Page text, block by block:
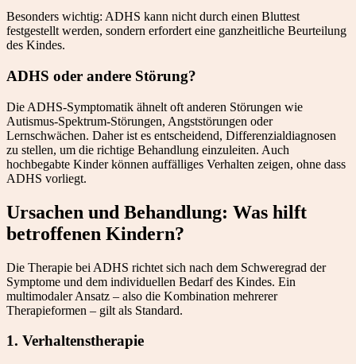
Besonders wichtig: ADHS kann nicht durch einen Bluttest
festgestellt werden, sondern erfordert eine ganzheitliche Beurteilung
des Kindes.
ADHS oder andere Störung?
Die ADHS-Symptomatik ähnelt oft anderen Störungen wie
Autismus-Spektrum-Störungen, Angststörungen oder
Lernschwächen. Daher ist es entscheidend, Differenzialdiagnosen
zu stellen, um die richtige Behandlung einzuleiten. Auch
hochbegabte Kinder können auffälliges Verhalten zeigen, ohne dass
ADHS vorliegt.
Ursachen und Behandlung: Was hilft
betroffenen Kindern?
Die Therapie bei ADHS richtet sich nach dem Schweregrad der
Symptome und dem individuellen Bedarf des Kindes. Ein
multimodaler Ansatz – also die Kombination mehrerer
Therapieformen – gilt als Standard.
1. Verhaltenstherapie